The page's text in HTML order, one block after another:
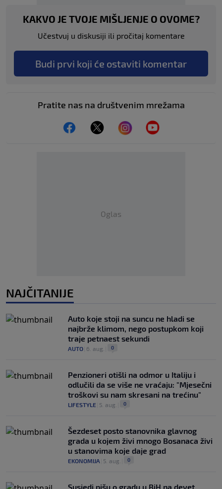
KAKVO JE TVOJE MIŠLJENJE O OVOME?
Učestvuj u diskusiji ili pročitaj komentare
Budi prvi koji će ostaviti komentar
Pratite nas na društvenim mrežama
Oglas
NAJČITANIJE
Auto koje stoji na suncu ne hladi se
najbrže klimom, nego postupkom koji
traje petnaest sekundi
AUTO 6. aug. 0
Penzioneri otišli na odmor u Italiju i
odlučili da se više ne vraćaju: "Mjesečni
troškovi su nam skresani na trećinu"
LIFESTYLE 5. aug. 0
Šezdeset posto stanovnika glavnog
grada u kojem živi mnogo Bosanaca živi
u stanovima koje daje grad
EKONOMIJA 5. aug. 0
Susjedi pišu o gradu u BiH na devet